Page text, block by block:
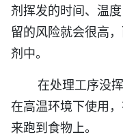
剂挥发的时间、温
留的风险就会很高
剂中。
在处理工序没
在高温环境下使用
来跑到食物上。